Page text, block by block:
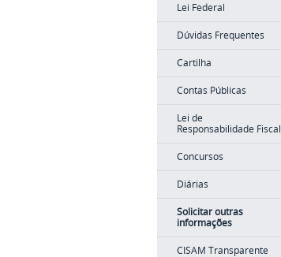
Lei Federal
Dúvidas Frequentes
Cartilha
Contas Públicas
Lei de
Responsabilidade Fiscal
Concursos
Diárias
Solicitar outras
informações
CISAM Transparente